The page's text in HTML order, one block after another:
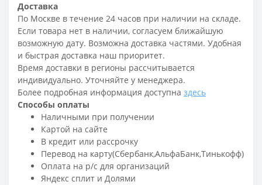
Доставка
По Москве в течение 24 часов при наличии на складе.
Если товара нет в наличии, согласуем ближайшую
возможную дату. Возможна доставка частями. Удобная
и быстрая доставка наш приоритет.
Время доставки в регионы рассчитывается
индивидуально. Уточняйте у менеджера.
Более подробная информация доступна здесь
Способы оплаты
Наличными при получении
Картой на сайте
В кредит или рассрочку
Перевод на карту(Сбербанк,АльфаБанк,Тинькофф)
Оплата на р/c для организаций
Яндекс сплит и Долями